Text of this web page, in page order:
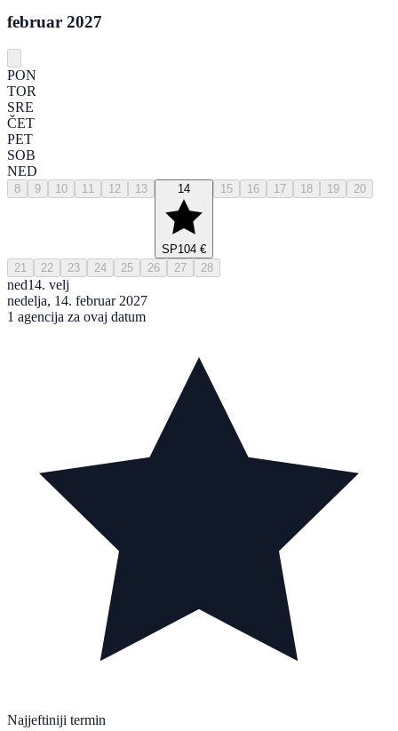
februar 2027
PON
TOR
SRE
ČET
PET
SOB
NED
8 9 10 11 12 13 14
SP104 €
15 16 17 18 19 20
21 22 23 24 25 26 27 28
ned14. velj
nedelja, 14. februar 2027
1 agencija za ovaj datum
Najjeftiniji termin